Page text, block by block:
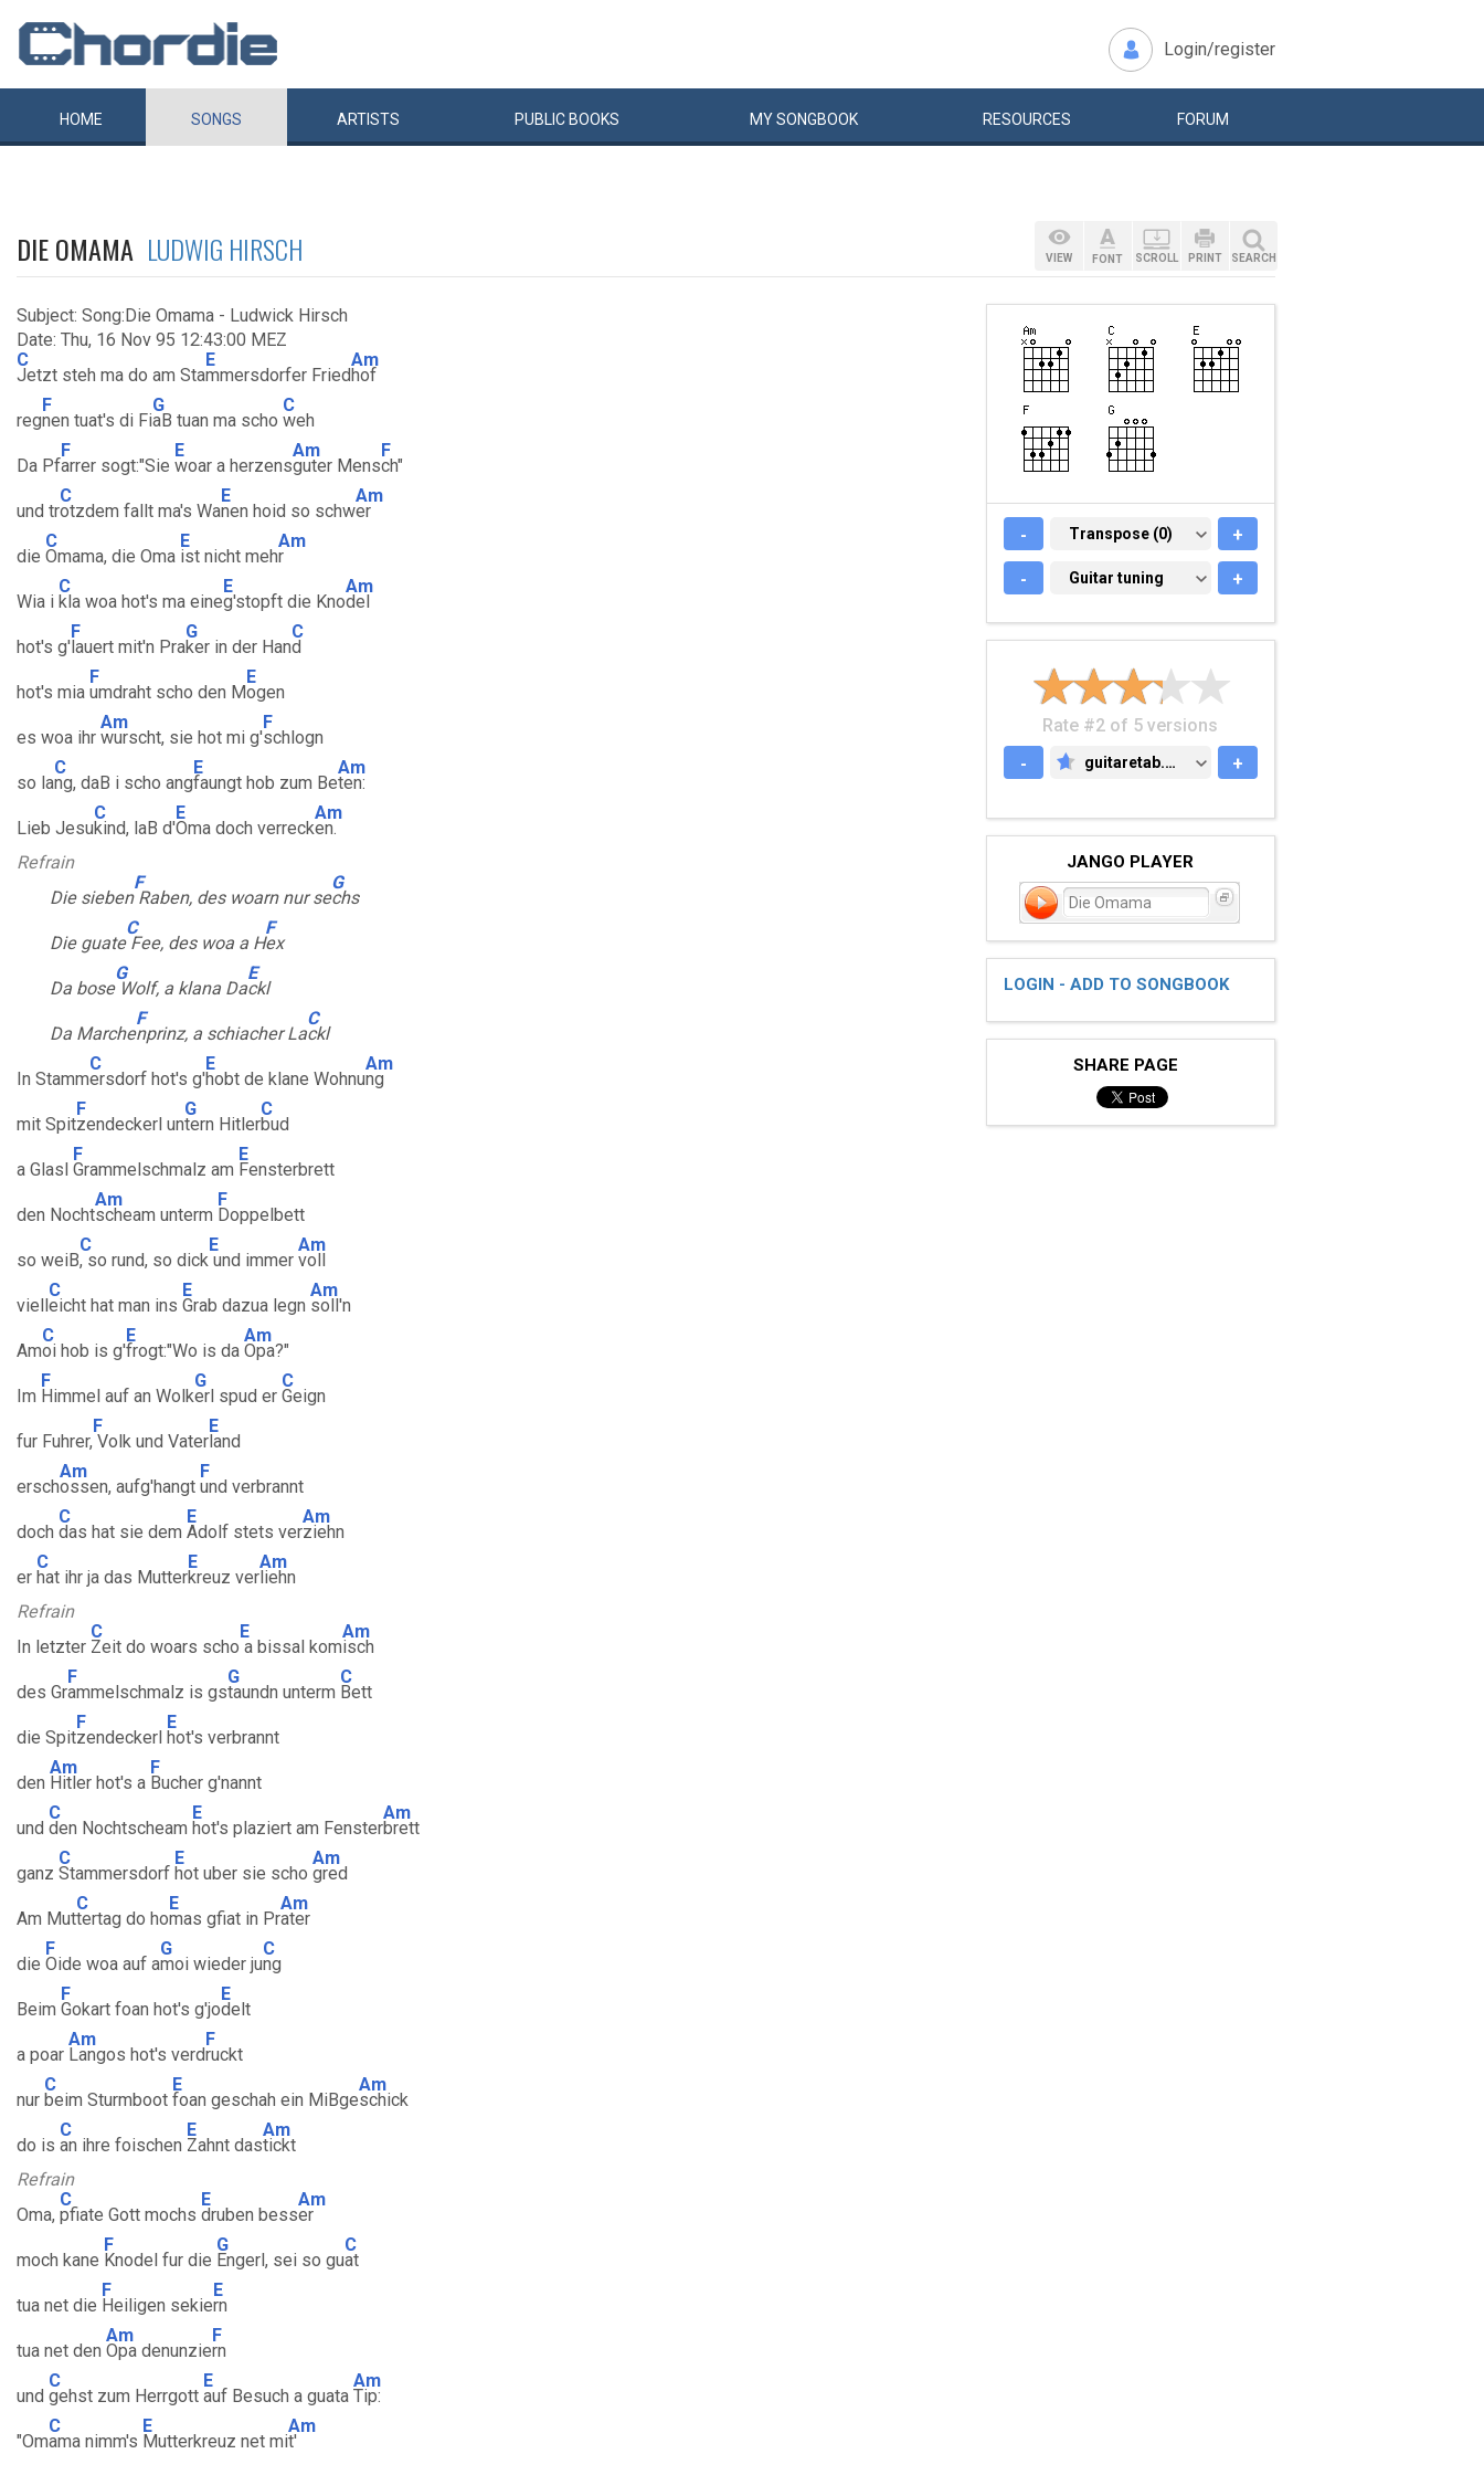
Login/register
HOME SONGS ARTISTS PUBLIC BOOKS MYSONGBOOK RESOURCES FORUM
DIE OMAMA LUDWIG HIRSCH
Subject: Song:Die Omama - Ludwick Hirsch
Date: Thu, 16 Nov 95 12:43:00 MEZ
C
Jetzt steh ma do am Sta
E
mmersdorfer Fried
Am
hof
reg
F
nen tuat's di Fi
G
aB tuan ma scho
C
weh
Da Pf
F
arrer sogt:"Sie
E
woar a herzens
Am
guter Mens
F
ch"
und tr
C
otzdem fallt ma's Wa
E
nen hoid so schw
Am
er
die
C
Omama, die Oma
E
ist nicht meh
Am
r
Wia i
C
kla woa hot's ma eine
E
g'stopft die Kno
Am
del
hot's g'
F
lauert mit'n Pra
G
ker in der Han
C
d
hot's mia
F
umdraht scho den M
E
ogen
es woa ihr
Am
wurscht, sie hot mi g'
F
schlogn
so la
C
ng, daB i scho ang
E
faungt hob zum Be
Am
ten:
Lieb Jesu
C
kind, laB d'
E
Oma doch verreck
Am
en.
Refrain
Die sieben
F
Raben, des woarn nur se
G
chs
Die guate
C
Fee, des woa a H
F
ex
Da bose
G
Wolf, a klana Da
E
ckl
Da Marche
F
nprinz, a schiacher La
C
ckl
In Stamm
C
ersdorf hot's g'
E
hobt de klane Wohnu
Am
ng
mit Spit
F
zendeckerl un
G
tern Hitler
C
bud
a Glasl
F
Grammelschmalz am
E
Fensterbrett
den Nocht
Am
scheam unterm
F
Doppelbett
so weiB
C
, so rund, so dick
E
und immer
Am
voll
viell
C
eicht hat man ins
E
Grab dazua legn
Am
soll'n
Am
C
oi hob is g'
E
frogt:"Wo is da
Am
Opa?"
Im
F
Himmel auf an Wolk
G
erl spud er
C
Geign
fur Fuhrer,
F
Volk und Vater
E
land
ersch
Am
ossen, aufg'hangt
F
und verbrannt
doch
C
das hat sie dem
E
Adolf stets ver
Am
ziehn
er
C
hat ihr ja das Mutter
E
kreuz ver
Am
liehn
Refrain
In letzter
C
Zeit do woars scho
E
a bissal kom
Am
isch
des Gr
F
ammelschmalz is gs
G
taundn unterm
C
Bett
die Spit
F
zendeckerl
E
hot's verbrannt
den
Am
Hitler hot's a
F
Bucher g'nannt
und
C
den Nochtscheam
E
hot's plaziert am Fenster
Am
brett
ganz
C
Stammersdorf
E
hot uber sie scho
Am
gred
Am Mut
C
tertag do ho
E
mas gfiat in Pr
Am
ater
die
F
Oide woa auf a
G
moi wieder ju
C
ng
Beim
F
Gokart foan hot's g'jo
E
delt
a poar
Am
Langos hot's verd
F
ruckt
nur
C
beim Sturmboot
E
foan geschah ein MiBge
Am
schick
do is
C
an ihre foischen
E
Zahnt das
Am
tickt
Refrain
Oma,
C
pfiate Gott mochs
E
druben bess
Am
er
moch kane
F
Knodel fur die
G
Engerl, sei so gu
C
at
tua net die
F
Heiligen sekie
E
rn
tua net den
Am
Opa denunzie
F
rn
und
C
gehst zum Herrgott
E
auf Besuch a guata
Am
Tip:
"Om
C
ama nimm's
E
Mutterkreuz net mi
Am
t'
VIEW FONT SCROLL PRINT SEARCH
- TRANSPOSE (0)
Transpose (0) +
- GUITAR TUNING
Guitar tuning +
Rate #2 of 5 versions
-
GUITARETAB.COM
guitaretab.com +
JANGO PLAYER
Die Omama
LOGIN - ADD TO SONGBOOK
SHARE PAGE